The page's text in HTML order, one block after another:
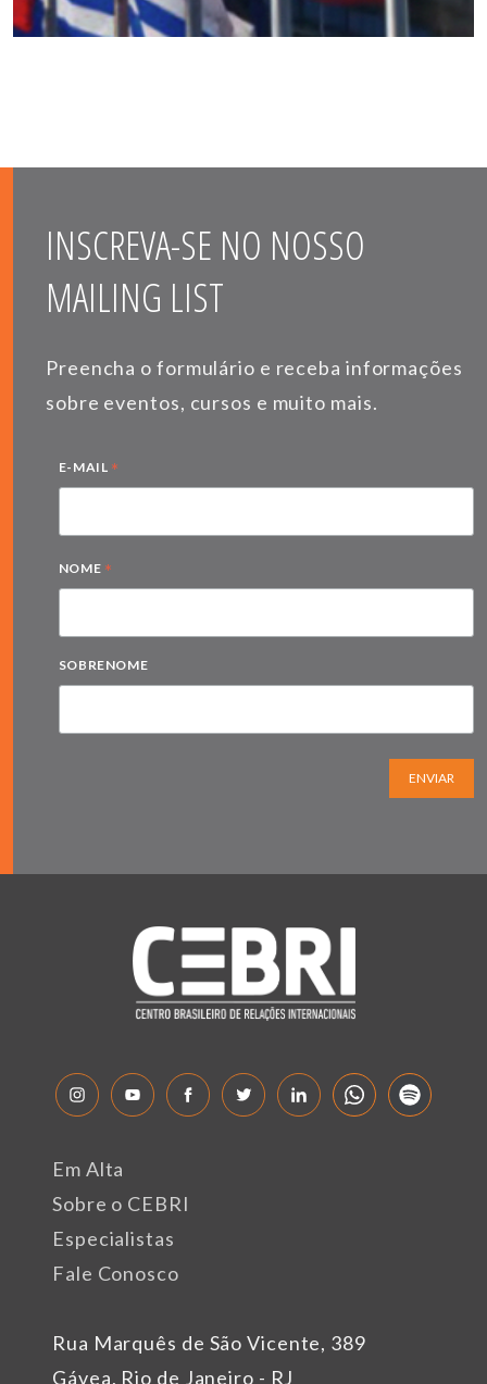
INSCREVA-SE NO NOSSO
MAILING LIST
Preencha o formulário e receba informações
sobre eventos, cursos e muito mais.
E-MAIL *
NOME *
SOBRENOME
ENVIAR
Rua Marquês de São Vicente, 389
Gávea, Rio de Janeiro - RJ
Em Alta
Sobre o CEBRI
Especialistas
Fale Conosco